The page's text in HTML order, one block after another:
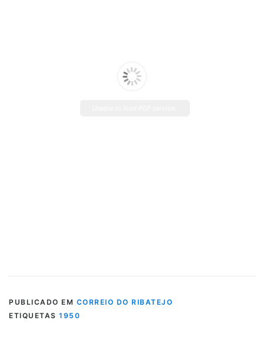
PUBLICADO EM CORREIO DO RIBATEJO
ETIQUETAS 1950